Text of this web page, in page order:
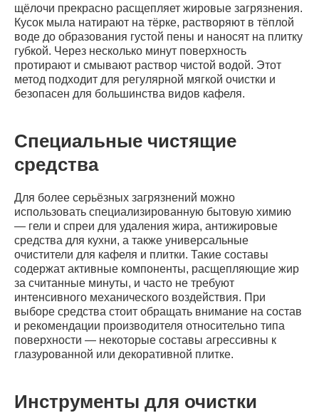
щёлочи прекрасно расщепляет жировые загрязнения.
Кусок мыла натирают на тёрке, растворяют в тёплой
воде до образования густой пены и наносят на плитку
губкой. Через несколько минут поверхность
протирают и смывают раствор чистой водой. Этот
метод подходит для регулярной мягкой очистки и
безопасен для большинства видов кафеля.
Специальные чистящие
средства
Для более серьёзных загрязнений можно
использовать специализированную бытовую химию
— гели и спреи для удаления жира, антижировые
средства для кухни, а также универсальные
очистители для кафеля и плитки. Такие составы
содержат активные компоненты, расщепляющие жир
за считанные минуты, и часто не требуют
интенсивного механического воздействия. При
выборе средства стоит обращать внимание на состав
и рекомендации производителя относительно типа
поверхности — некоторые составы агрессивны к
глазурованной или декоративной плитке.
Инструменты для очистки